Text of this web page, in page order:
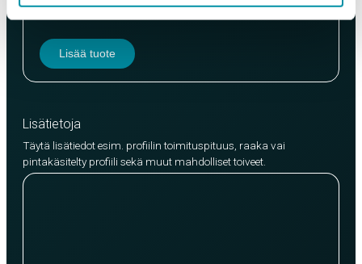
EN AW-6082 (min. 500kg)
Lisää tuote
Lisätietoja
Täytä lisätiedot esim. profiilin toimituspituus, raaka vai
pintakäsitelty profiili sekä muut mahdolliset toiveet.